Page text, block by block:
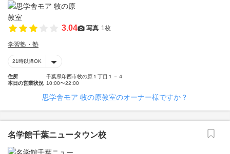
3.04 写真 1枚
学習塾・塾
21時以降OK
住所
千葉県印西市牧の原１丁目１－４
本日の営業状況 10:00〜22:00
思学舎モア 牧の原教室のオーナー様ですか？
名学館千葉ニュータウン校